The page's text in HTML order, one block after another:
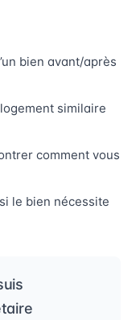
bien avant/après
similaire
comment vous
le bien nécessite